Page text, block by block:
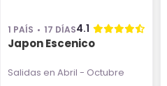
1 PAÍS 17 DÍAS4.1
Japon Escenico
Salidas en Abril - Octubre